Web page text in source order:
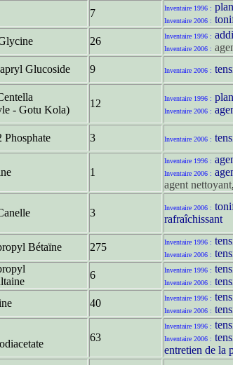
7 Inventaire 1996 :
Inventaire 2006 :
26 Inventaire 1996 :
Inventaire 2006 :
Glucoside 9 Inventaire 2006 :
- Gotu Kola)
12 Inventaire 1996 :
Inventaire 2006 :
Phosphate 3 Inventaire 2006 :
1
Inventaire 1996 :
Inventaire 2006 :
agent nettoyant,
3 Inventaire 2006 :
rafraîchissant
Bétaïne 275 Inventaire 1996 :
Inventaire 2006 :
6 Inventaire 1996 :
Inventaire 2006 :
40 Inventaire 1996 :
Inventaire 2006 :
63
Inventaire 1996 :
Inventaire 2006 :
entretien de la